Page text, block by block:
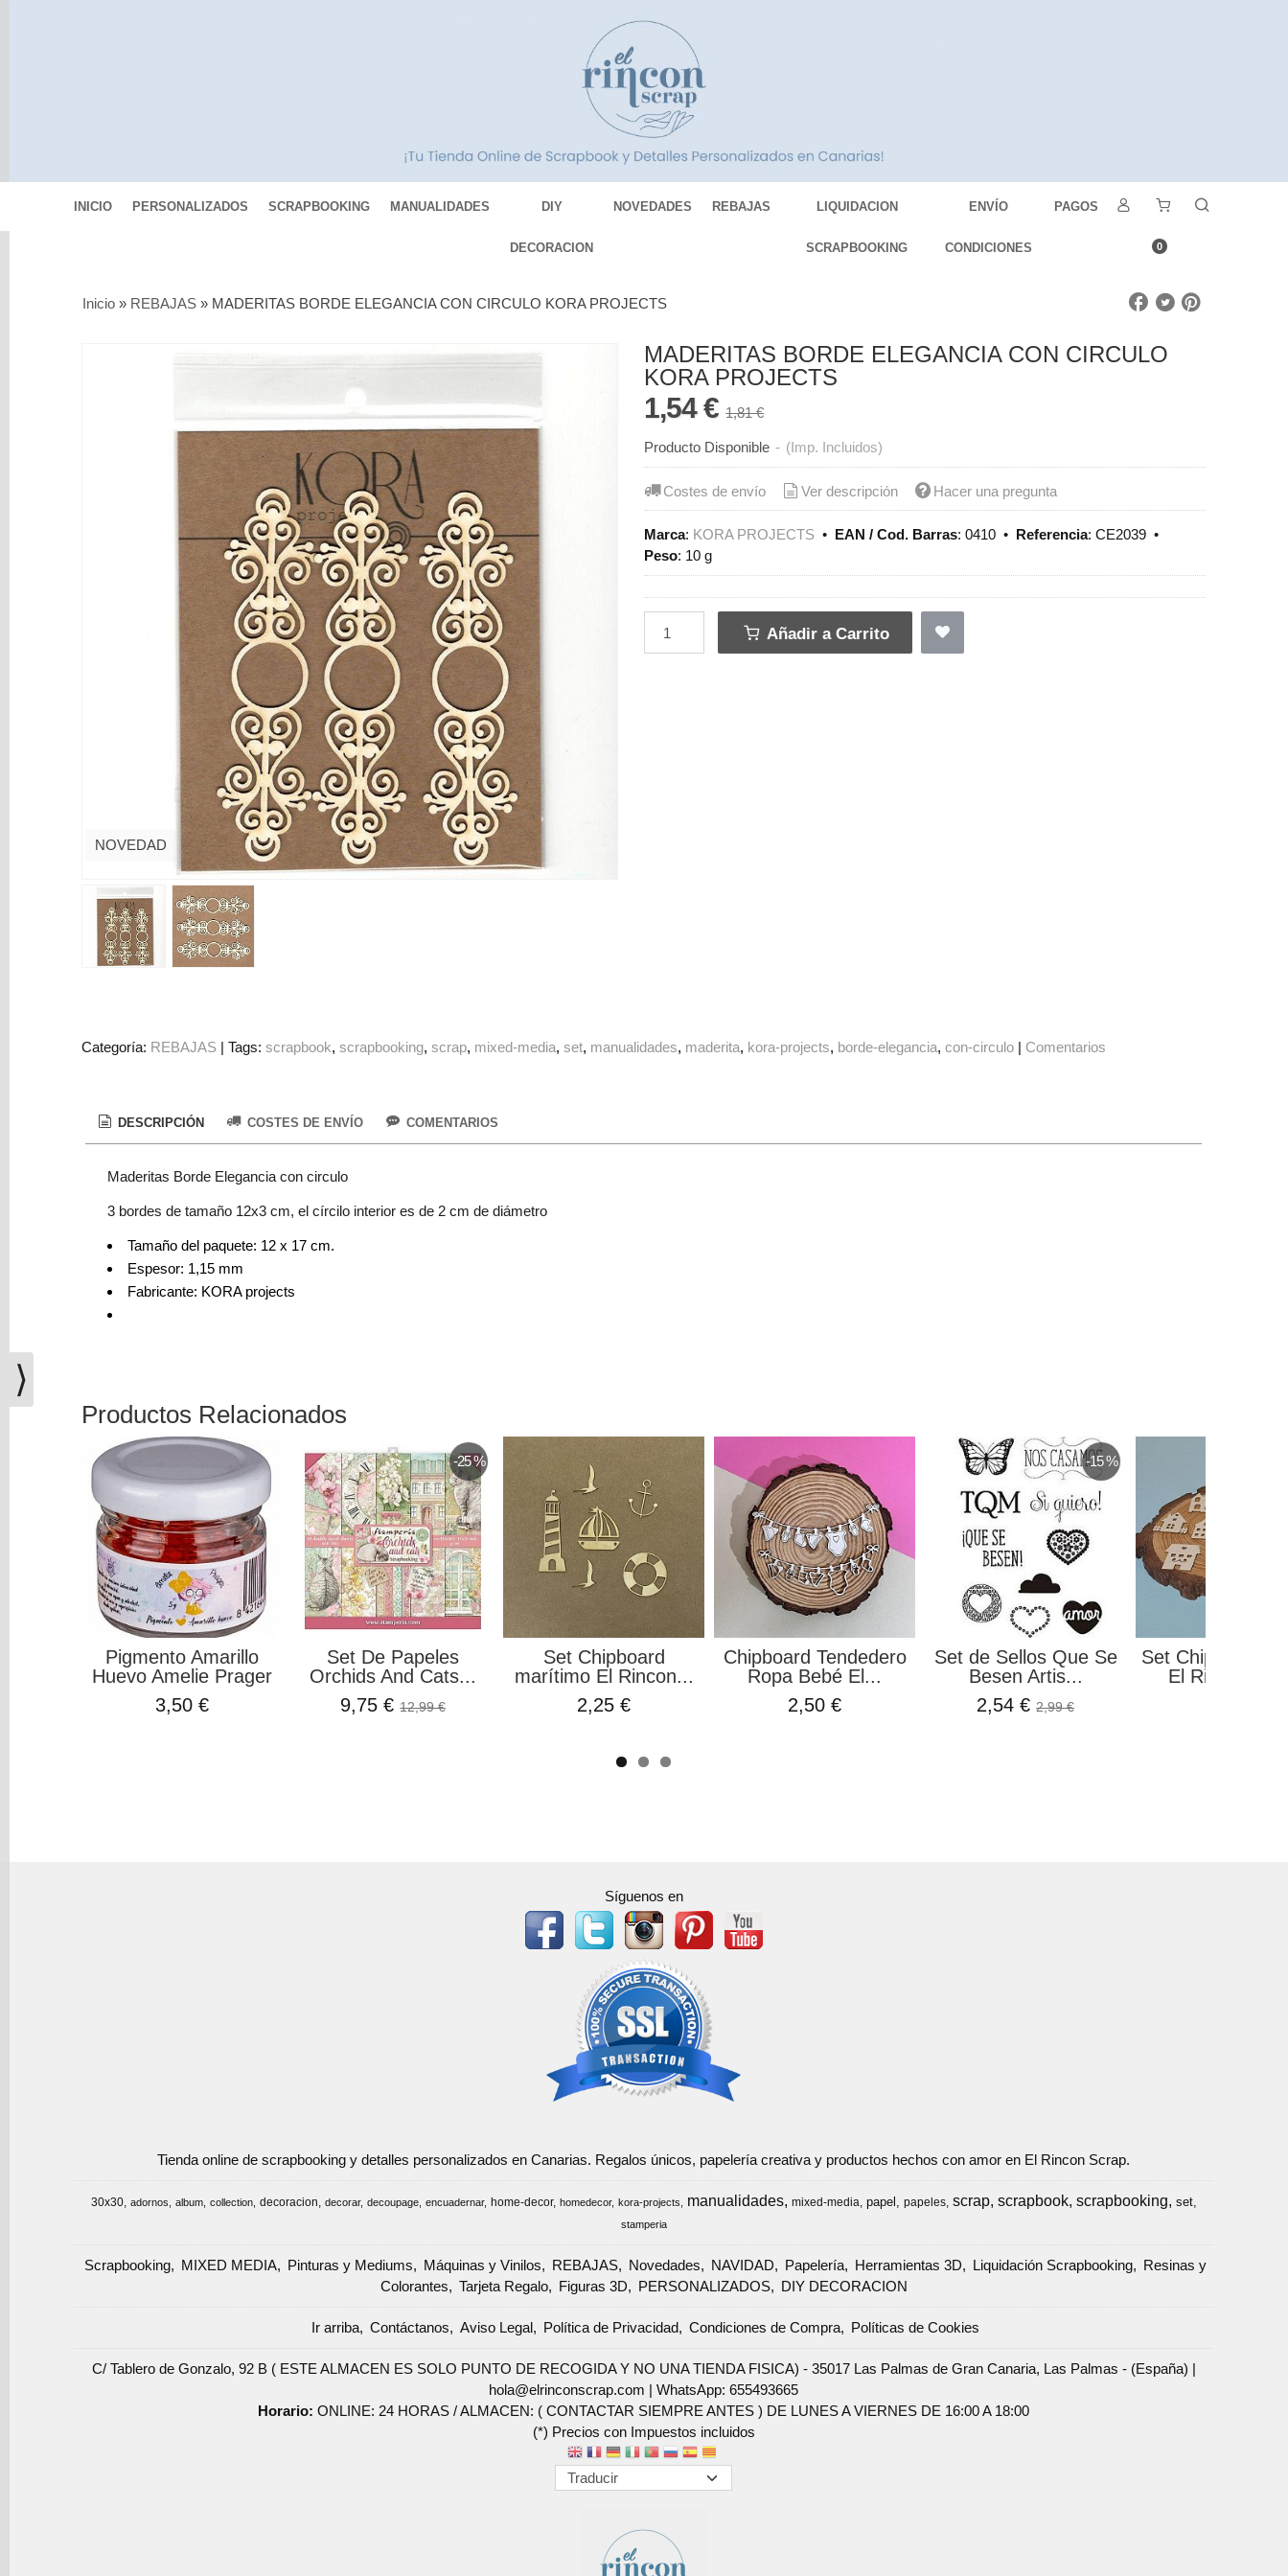
INICIO PERSONALIZADOS SCRAPBOOKING MANUALIDADES DIY
DECORACION
NOVEDADES REBAJAS LIQUIDACION
SCRAPBOOKING
ENVÍO
CONDICIONES
PAGOS
0
Tarjeta
Regalo
Figuras
DIY
Marcas
Carrito
compra
vacío
Redes
Sociales
Instagram
Facebook
Inicio » REBAJAS » MADERITAS BORDE ELEGANCIA CON CIRCULO KORA PROJECTS
NOVEDAD
MADERITAS BORDE ELEGANCIA CON CIRCULO
KORA PROJECTS
1,54 €1,81 €
Producto Disponible - (Imp. Incluidos)
Costes de envío Ver descripción Hacer una pregunta
Marca: KORA PROJECTS • EAN / Cod. Barras:0410 • Referencia:CE2039 •
Peso: 10 g
Añadir a Carrito
Categoría: REBAJAS |Tags:scrapbook scrapbooking scrap mixed-media set manualidades maderita kora-projects borde-elegancia con-circulo | Comentarios
DESCRIPCIÓN COSTES DE ENVÍO COMENTARIOS
Maderitas Borde Elegancia con circulo
3 bordes de tamaño 12x3 cm, el círcilo interior es de 2 cm de diámetro
Tamaño del paquete: 12 x 17 cm.
Espesor: 1,15 mm
Fabricante: KORA projects
Productos Relacionados
Pigmento Amarillo
Huevo Amelie Prager
3,50 €
-25 %
Set De Papeles
Orchids And Cats...
9,75 €12,99 €
Set Chipboard
marítimo El Rincon...
2,25 €
Chipboard Tendedero
Ropa Bebé El...
2,50 €
-15 %
Set de Sellos Que Se
Besen Artis...
2,54 €2,99 €
Set Chipboard
El Rincon
Síguenos en
Tienda online de scrapbooking y detalles personalizados en Canarias. Regalos únicos, papelería creativa y productos hechos con amor en El Rincon Scrap.
30x30 adornos album collection decoracion decorar decoupage encuadernar home-decor homedecor kora-projects manualidades mixed-media papel papeles scrap scrapbook scrapbooking set
stamperia
Scrapbooking MIXED MEDIA Pinturas y Mediums Máquinas y Vinilos REBAJAS Novedades NAVIDAD Papelería Herramientas 3D Liquidación Scrapbooking
Resinas y
Colorantes
Tarjeta Regalo Figuras 3D PERSONALIZADOS DIY DECORACION
Ir arriba Contáctanos Aviso Legal Política de Privacidad Condiciones de Compra Políticas de Cookies
C/ Tablero de Gonzalo, 92 B ( ESTE ALMACEN ES SOLO PUNTO DE RECOGIDA Y NO UNA TIENDA FISICA) - 35017 Las Palmas de Gran Canaria, Las Palmas - (España) |
hola@elrinconscrap.com |WhatsApp: 655493665
Horario:ONLINE: 24 HORAS / ALMACEN: ( CONTACTAR SIEMPRE ANTES ) DE LUNES A VIERNES DE 16:00 A 18:00
(*) Precios con Impuestos incluidos
⟩